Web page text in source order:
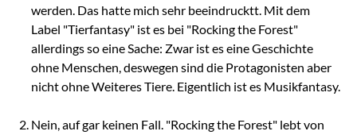
werden. Das hatte mich sehr beeindrucktt. Mit dem
Label "Tierfantasy" ist es bei "Rocking the Forest"
allerdings so eine Sache: Zwar ist es eine Geschichte
ohne Menschen, deswegen sind die Protagonisten aber
nicht ohne Weiteres Tiere. Eigentlich ist es Musikfantasy.
Nein, auf gar keinen Fall. "Rocking the Forest" lebt von